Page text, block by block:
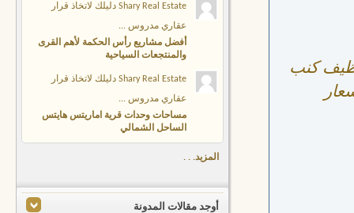
كنب
Shary Real Estate دليلك لاتخاذ قرار
عقاري مدروس ...
أفضل مشاريع رأس الحكمة لأهم القرى
والمنتجعات السياحية
Shary Real Estate دليلك لاتخاذ قرار
عقاري مدروس ...
مساحات وحدات قرية اماريتس هايتس
الساحل الشمالي
المزيد. . .
أوجد مقالات المدونة